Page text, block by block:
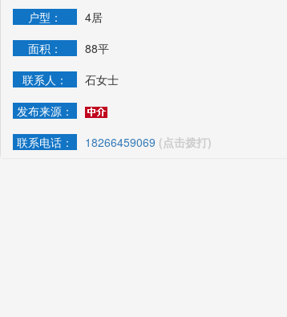
户型：
4居
面积：
88平
联系人：
石女士
发布来源：
联系电话：
18266459069 (点击拨打)